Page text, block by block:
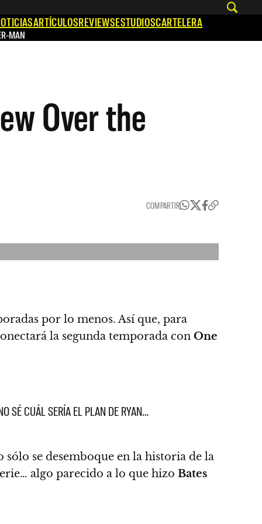
ARTÍCULOSREVIEWSESTUDIOSCARTELERA
MAN
Over the
COMPARTIR
por lo menos. Así que, para
la segunda temporada con One
SÉ CUÁL SERÍA EL PLAN DE RYAN…
se desemboque en la historia de la
algo parecido a lo que hizo Bates